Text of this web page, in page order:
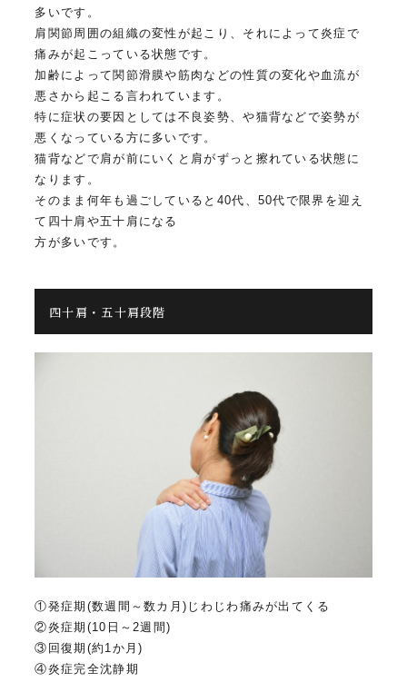
多いです。
肩関節周囲の組織の変性が起こり、それによって炎症で
痛みが起こっている状態です。
加齢によって関節滑膜や筋肉などの性質の変化や血流が
悪さから起こる言われています。
特に症状の要因としては不良姿勢、や猫背などで姿勢が
悪くなっている方に多いです。
猫背などで肩が前にいくと肩がずっと擦れている状態に
なります。
そのまま何年も過ごしていると40代、50代で限界を迎え
て四十肩や五十肩になる
方が多いです。
四十肩・五十肩段階
①発症期(数週間～数カ月)じわじわ痛みが出てくる
②炎症期(10日～2週間)
③回復期(約1か月)
④炎症完全沈静期